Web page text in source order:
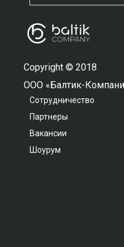
Copyright © 2018
ООО «Балтик-
Сотрудничество
Партнеры
Вакансии
Шоурум